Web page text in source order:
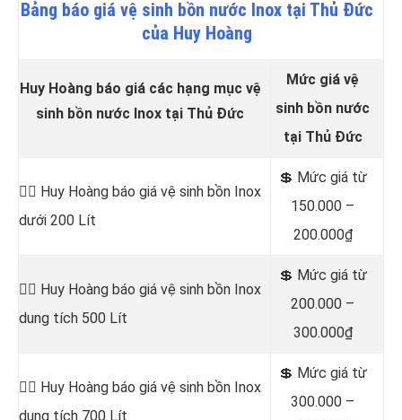
Bảng báo giá vệ sinh bồn nước Inox tại Thủ Đức
của Huy Hoàng
Huy Hoàng báo giá các hạng mục vệ
sinh bồn nước Inox tại Thủ Đức
Mức giá vệ
sinh bồn nước
tại Thủ Đức
👷‍♂️ Huy Hoàng báo giá vệ sinh bồn Inox
dưới 200 Lít
💲 Mức giá từ
150.000 –
200.000₫
👷‍♂️ Huy Hoàng báo giá vệ sinh bồn Inox
dung tích 500 Lít
💲 Mức giá từ
200.000 –
300.000₫
👷‍♂️ Huy Hoàng báo giá vệ sinh bồn Inox
dung tích 700 Lít
💲 Mức giá từ
300.000 –